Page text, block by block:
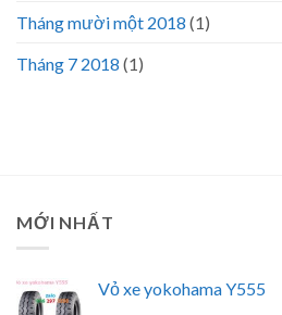
Tháng mười một 2018 (1)
Tháng 7 2018 (1)
MỚI NHẤT
Vỏ xe yokohama Y555